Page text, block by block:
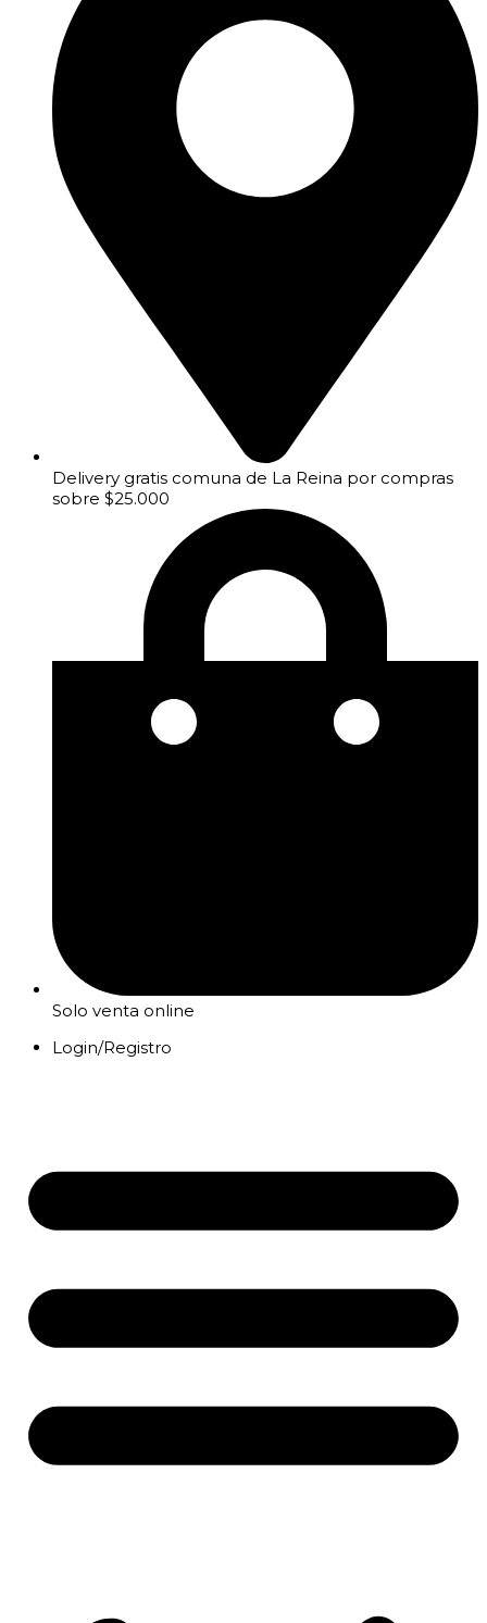
Delivery gratis comuna de La Reina por compras
sobre $25.000
Solo venta online
Login/Registro